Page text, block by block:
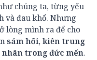
chúng ta, từng yếu
và đau khổ. Nhưng
lòng mình ra để cho
sám hối, kiên trung
trong đức mến.